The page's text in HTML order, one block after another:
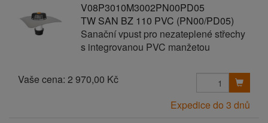
V08P3010M3002PN00PD05
TW SAN BZ 110 PVC (PN00/PD05)
Sanační vpust pro nezateplené střechy
s integrovanou PVC manžetou
Vaše cena: 2 970,00 Kč
Expedice do 3 dnů